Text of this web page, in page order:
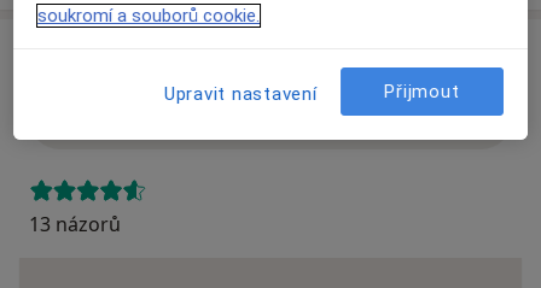
Přidejte svůj názor
13 názorů
soukromí a souborů cookie.
Upravit nastavení Přijmout